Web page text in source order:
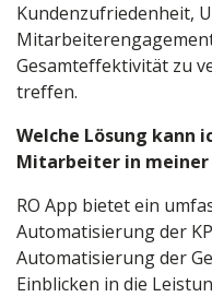
Kundenzufriedenheit,
Gesamteffektivität zu
treffen.
Welche Lösung kann
Mitarbeiter in
RO App bietet ein
Automatisierung der
Automatisierung der
Einblicken in die